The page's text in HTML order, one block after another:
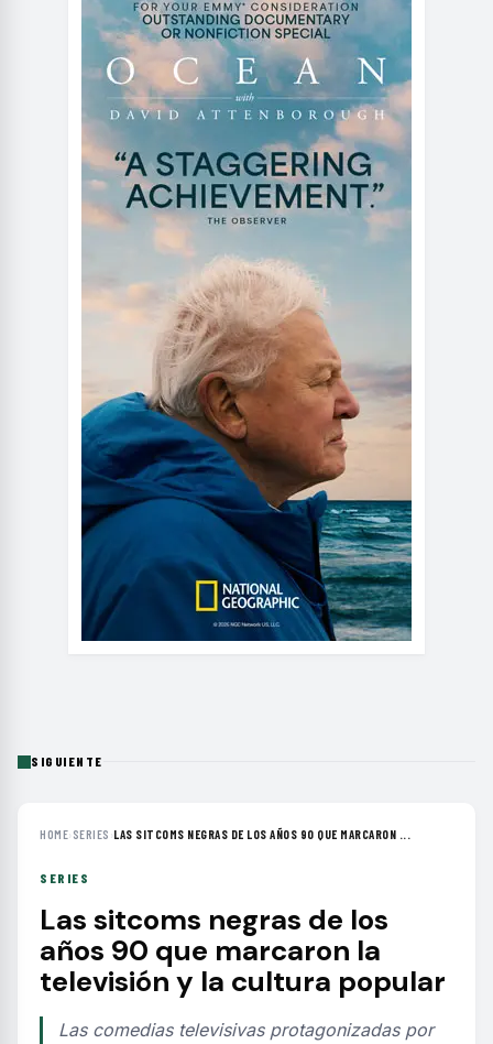
SIGUIENTE
HOME› SERIES ›LAS SITCOMS NEGRAS DE LOS AÑOS 90 QUE MARCARON ...
SERIES
Las sitcoms negras de los
años 90 que marcaron la
televisión y la cultura popular
Las comedias televisivas protagonizadas por